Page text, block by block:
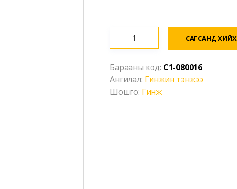
2
G80,
8000кг,
САГСАНД ХИЙХ
Барааны код: C1-080016
Ангилал: Гинжин тэнжээ
Шошго: Гинж